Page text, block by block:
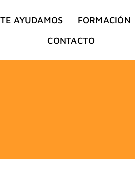
TE AYUDAMOS FORMACIÓN
CONTACTO